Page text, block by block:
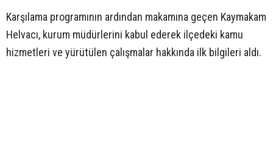
Karşılama programının ardından makamına geçen Kaymakam
Helvacı, kurum müdürlerini kabul ederek ilçedeki kamu
hizmetleri ve yürütülen çalışmalar hakkında ilk bilgileri aldı.